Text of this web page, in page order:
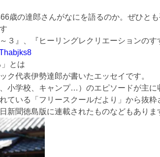
歳の達郎さんがなにを語るのか。ぜひと
３』、『ヒーリングレクリエーションの
とは
ク代表伊勢達郎が書いたエッセイです。
小学校、キャンプ…）のエピソードが主に
ている「フリースクールだより」から抜粋
新聞徳島版に連載されたものなどもありま